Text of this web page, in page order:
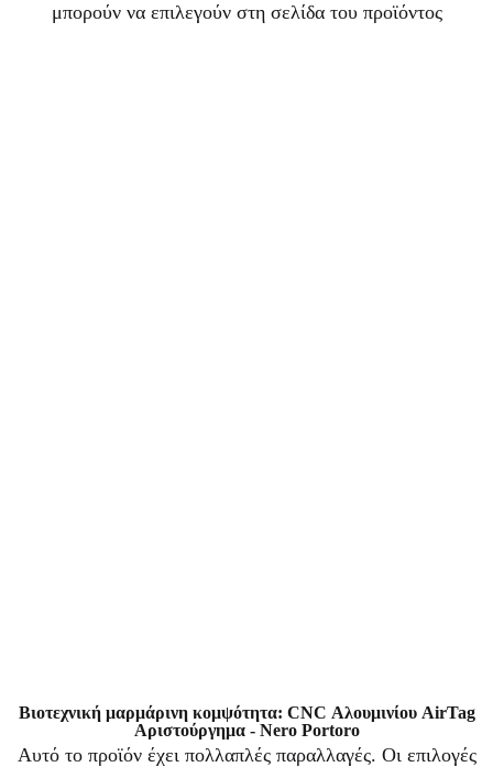
μπορούν να επιλεγούν στη σελίδα του προϊόντος
Βιοτεχνική μαρμάρινη κομψότητα: CNC Αλουμινίου AirTag
Αριστούργημα - Nero Portoro
Αυτό το προϊόν έχει πολλαπλές παραλλαγές. Οι επιλογές